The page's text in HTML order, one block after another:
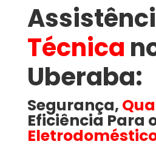
Técnica
Uberaba​:
Segurança,
Eficiência Para